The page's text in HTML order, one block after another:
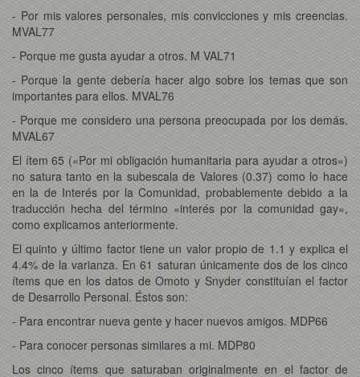
- Por mis valores personales, mis convicciones y mis creencias.
MVAL77
- Porque me gusta ayudar a otros. M VAL71
- Porque la gente debería hacer algo sobre los temas que son
importantes para ellos. MVAL76
- Porque me considero una persona preocupada por los demás.
MVAL67
El ítem 65 («Por mi obligación humanitaria para ayudar a otros»)
no satura tanto en la subescala de Valores (0.37) como lo hace
en la de Interés por la Comunidad, probablemente debido a la
traducción hecha del término «interés por la comunidad gay»,
como explicamos anteriormente.
El quinto y último factor tiene un valor propio de 1.1 y explica el
4.4% de la varianza. En 61 saturan únicamente dos de los cinco
ítems que en los datos de Omoto y Snyder constituían el factor
de Desarrollo Personal. Éstos son:
- Para encontrar nueva gente y hacer nuevos amigos. MDP66
- Para conocer personas similares a mi. MDP80
Los cinco ítems que saturaban originalmente en el factor de